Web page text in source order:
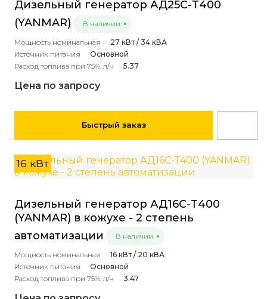
Дизельный генератор АД25С-Т400
(YANMAR)
В наличии
Мощность номинальная
27 кВт / 34 кВА
Источник питания
Основной
Расход топлива при 75%, л/ч
5.37
Цена по запросу
Быстрый заказ
16 кВт
Дизельный генератор АД16С-Т400
(YANMAR) в кожухе - 2 степень
автоматизации
В наличии
Мощность номинальная
16 кВт / 20 кВА
Источник питания
Основной
Расход топлива при 75%, л/ч
3.47